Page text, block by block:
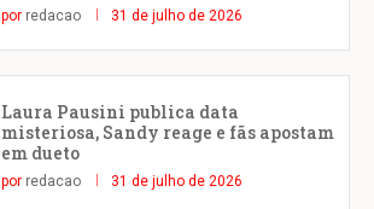
por redacao 31 de julho de 2026
Laura Pausini publica data
misteriosa, Sandy reage e fãs apostam
em dueto
por redacao 31 de julho de 2026